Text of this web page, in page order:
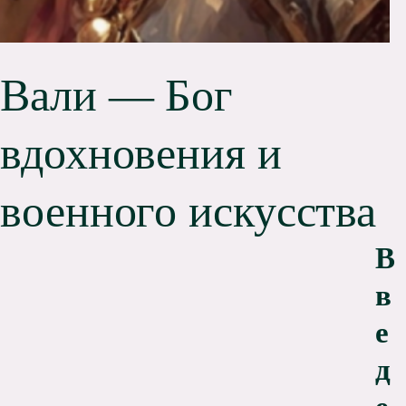
Вали — Бог
вдохновения и
военного искусства
В
в
е
д